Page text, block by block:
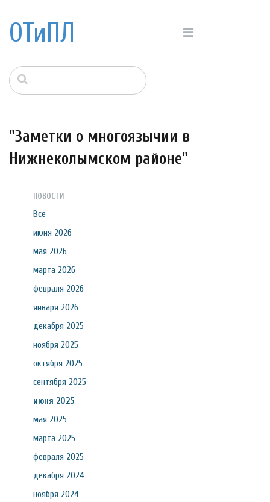
ОТиПЛ
"Заметки о многоязычии в
Нижнеколымском районе"
НОВОСТИ
Все
июня 2026
мая 2026
марта 2026
февраля 2026
января 2026
декабря 2025
ноября 2025
октября 2025
сентября 2025
июня 2025
мая 2025
марта 2025
февраля 2025
декабря 2024
ноября 2024